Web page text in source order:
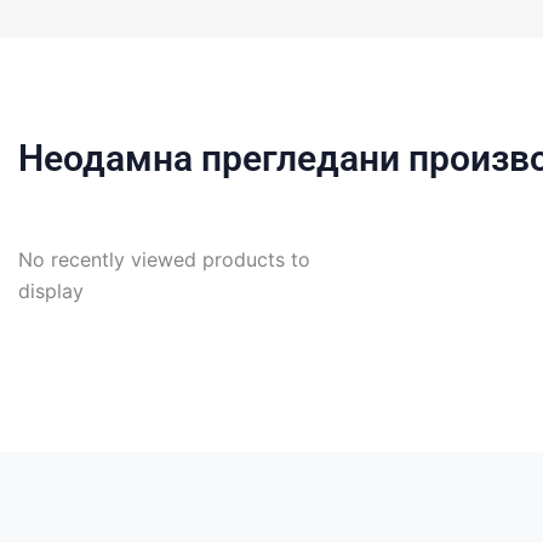
Неодамна прегледани
No recently viewed products to
display